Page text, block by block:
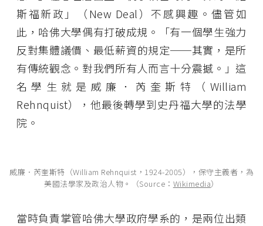
斯福新政」（New Deal）不感興趣。儘管如
此，哈佛大學偶有打破成規。「有一個學生強力
反對集體議價、最低薪資的規定──其實，是所
有傳統觀念。對我們所有人而言十分震撼。」這
名學生就是威廉．芮奎斯特（William
Rehnquist），他最後轉學到史丹福大學的法學
院。
威廉．芮奎斯特（William Rehnquist，1924-2005），保守主義者，為
美國法學家及政治人物。（Source： Wikimedia）
當時負責掌管哈佛大學政府學系的，是兩位出類